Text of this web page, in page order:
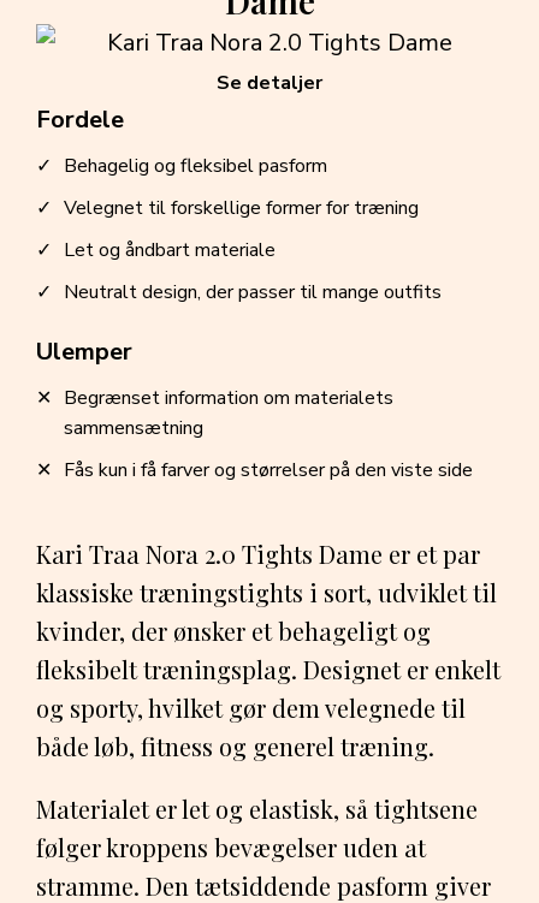
Kari Traa Nora 2.0 Tights Dame er et par
klassiske træningstights i sort, udviklet til
kvinder, der ønsker et behageligt og
fleksibelt træningsplag. Designet er enkelt
og sporty, hvilket gør dem velegnede til
både løb, fitness og generel træning.
Materialet er let og elastisk, så tightsene
følger kroppens bevægelser uden at
stramme. Den tætsiddende pasform giver
Fordele
Behagelig og fleksibel pasform
Velegnet til forskellige former for træning
Let og åndbart materiale
Neutralt design, der passer til mange outfits
Ulemper
Begrænset information om materialets
sammensætning
Fås kun i få farver og størrelser på den viste side
Se detaljer